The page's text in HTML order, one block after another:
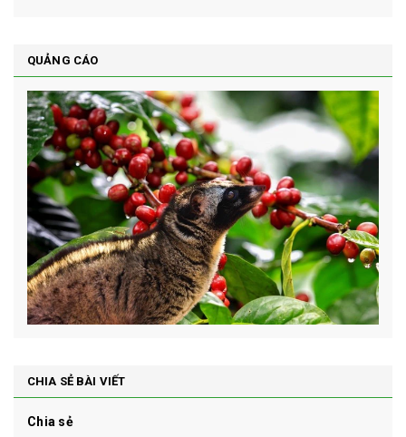
QUẢNG CÁO
CHIA SẺ BÀI VIẾT
Chia sẻ